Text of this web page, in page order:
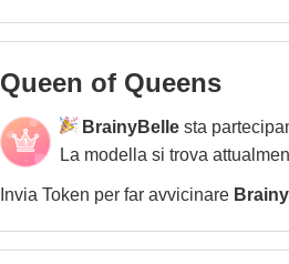
Queen of Queens
BrainyBelle sta
La modella si trova
Invia Token per far avvicinare